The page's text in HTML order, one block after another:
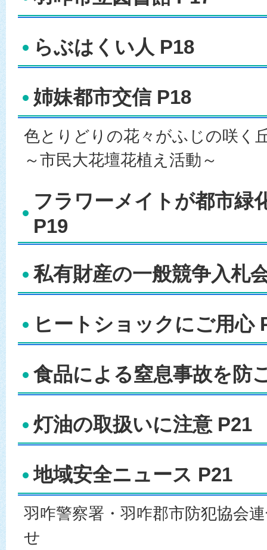
らぶはくい人 P18
姉妹都市交信 P18
色とりどりの花々がふじの咲く
～市民大花壇花植え活動～
フラワーメイトが都市緑
P19
私有財産の一般競争入札
ヒートショックにご用心
食品による窒息事故を防
灯油の取扱いに注意 P21
地域安全ニュース P21
羽咋警察署・羽咋郡市防犯協会
せ